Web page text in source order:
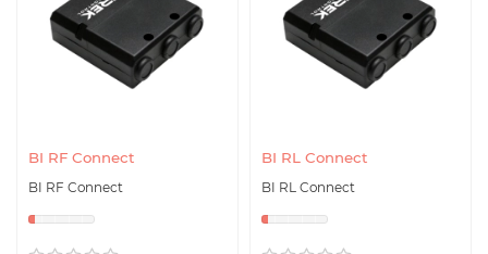
BI RF Connect
BI RF Connect
BI RL Connect
BI RL Connect